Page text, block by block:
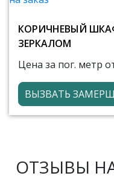
КОРИЧНЕВЫЙ
ЗЕРКАЛОМ
Цена за пог. метр
ВЫЗВАТЬ
ОТЗЫВЫ